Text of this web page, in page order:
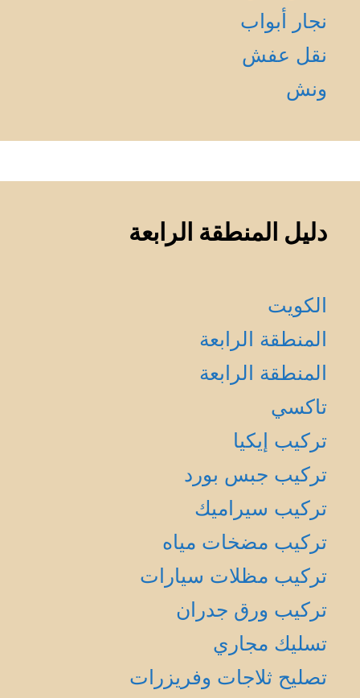
نجار أبواب
نقل عفش
ونش
دليل المنطقة الرابعة
الكويت
المنطقة الرابعة
المنطقة الرابعة
تاكسي
تركيب إيكيا
تركيب جبس بورد
تركيب سيراميك
تركيب مضخات مياه
تركيب مظلات سيارات
تركيب ورق جدران
تسليك مجاري
تصليح ثلاجات وفريزرات